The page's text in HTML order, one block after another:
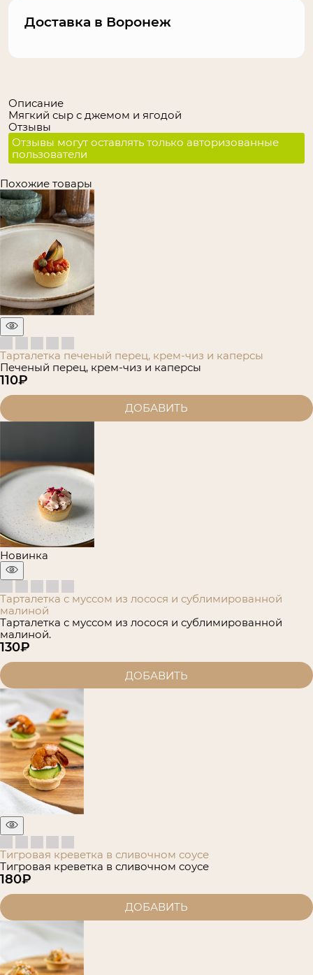
Доставка в Воронеж
Описание
Мягкий сыр с джемом и ягодой
Отзывы
Отзывы могут оставлять только авторизованные
пользователи
Похожие товары
Тарталетка печеный перец, крем-чиз и каперсы
Печеный перец, крем-чиз и каперсы
110₽
ДОБАВИТЬ
Новинка
Тарталетка с муссом из лосося и сублимированной
малиной
Тарталетка с муссом из лосося и сублимированной
малиной.
130₽
ДОБАВИТЬ
Тигровая креветка в сливочном соусе
Тигровая креветка в сливочном соусе
180₽
ДОБАВИТЬ